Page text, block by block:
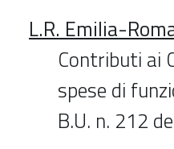
L.R. Emilia-
Contributi ai
spese di
B.U. n. 212